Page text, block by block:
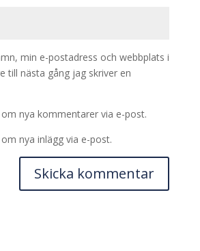
min e-postadress och webbplats i
till nästa gång jag skriver en
nya kommentarer via e-post.
nya inlägg via e-post.